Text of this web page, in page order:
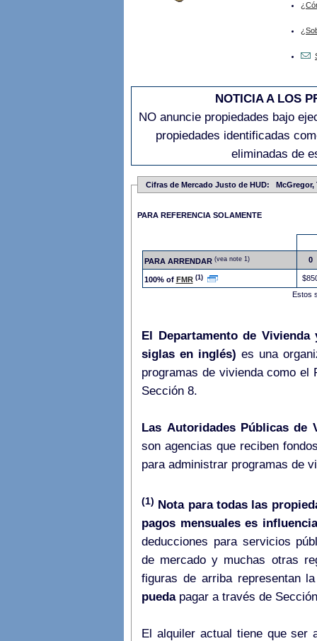
NOTICIA A LOS
NO anuncie propiedades bajo
propiedades identificadas
eliminadas de
Cifras de Mercado Justo de HUD: McGregor,
PARA REFERENCIA SOLAMENTE
PARA ARRENDAR (vea note 1) 0
100% of FMR (1)
Estos
El Departamento de
siglas en inglés) es una
programas de vivienda como el
Sección 8.
Las Autoridades Públicas de
son agencias que reciben
para administrar programas de
(1) Nota para todas las
pagos mensuales es
deducciones para servicios
de mercado y muchas otras
puedapagar a través de
El alquiler actual tiene que ser